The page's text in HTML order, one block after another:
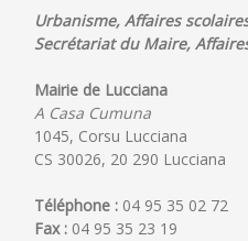
Urbanisme, Affaires
Secrétariat du Maire,
Mairie de Lucciana
A Casa Cumuna
1045, Corsu Lucciana
CS 30026, 20 290 Lucciana
Téléphone : 04 95 35 02 72
Fax : 04 95 35 23 19